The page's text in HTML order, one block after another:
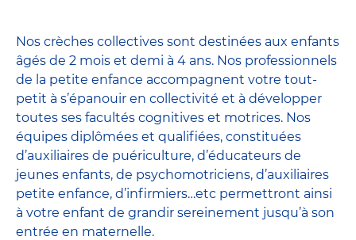
Nos crèches collectives sont destinées aux enfants
âgés de 2 mois et demi à 4 ans. Nos professionnels
de la petite enfance accompagnent votre tout-
petit à s’épanouir en collectivité et à développer
toutes ses facultés cognitives et motrices. Nos
équipes diplômées et qualifiées, constituées
d’auxiliaires de puériculture, d’éducateurs de
jeunes enfants, de psychomotriciens, d’auxiliaires
petite enfance, d’infirmiers…etc permettront ainsi
à votre enfant de grandir sereinement jusqu’à son
entrée en maternelle.